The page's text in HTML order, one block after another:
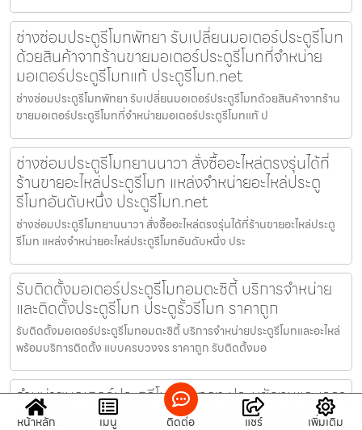
ช่างซ่อมประตูรีโมทพัทยา รับเปลี่ยนมอเตอร์ประตูรีโมท
ด้วยสินค้าจากร้านขายมอเตอร์ประตูรีโมทที่จำหน่าย
มอเตอร์ประตูรีโมทแท้ ประตูรีโมท.net
ช่างซ่อมประตูรีโมทพัทยา รับเปลี่ยนมอเตอร์ประตูรีโมทด้วยสินค้าจากร้าน
ขายมอเตอร์ประตูรีโมทที่จำหน่ายมอเตอร์ประตูรีโมทแท้ ป
ช่างซ่อมประตูรีโมทยานนาวา สั่งซื้ออะไหล่ตรงรุ่นได้ที่
ร้านขายอะไหล่ประตูรีโมท แหล่งจำหน่ายอะไหล่ประตู
รีโมทอันดับหนึ่ง ประตูรีโมท.net
ช่างซ่อมประตูรีโมทยานนาวา สั่งซื้ออะไหล่ตรงรุ่นได้ที่ร้านขายอะไหล่ประตู
รีโมท แหล่งจำหน่ายอะไหล่ประตูรีโมทอันดับหนึ่ง ประ
รับติดตั้งมอเตอร์ประตูรีโมทอมตะซิตี้ บริการจำหน่าย
และติดตั้งประตูรีโมท ประตูรั้วรีโมท ราคาถูก
รับติดตั้งมอเตอร์ประตูรีโมทอมตะซิตี้ บริการจำหน่ายประตูรีโมทและอะไหล่
พร้อมบริการติดตั้ง แบบครบวงจร ราคาถูก รับติดตั้งมอ
จำหน่ายมอเตอร์ประตูรีโมทบ่อทอง ประหยัดงบและเวลา
เลือกใช้บริการติดตั้งและซ่อมประตูรีโมทแบบเบ็ดเสร็จ
หน้าหลัก เมนู ติดต่อ แชร์ เพิ่มเติม